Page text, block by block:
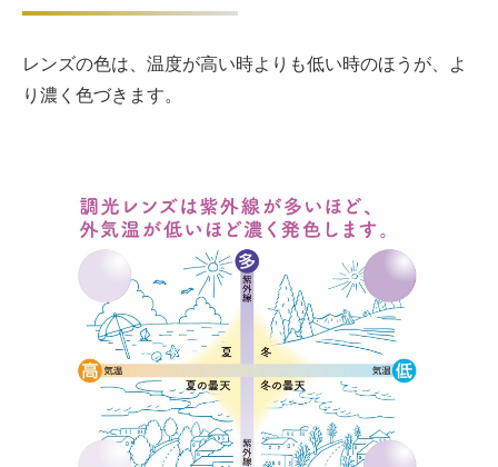
レンズの色は、温度が高い時よりも低い時のほうが、よ
り濃く色づきます。